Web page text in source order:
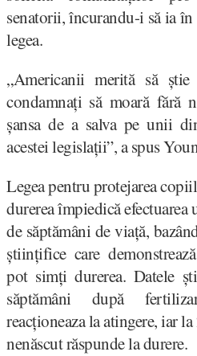
senatorii, încurandu-i să ia
legea.
„Americanii merită să
condamnați să moară fără
șansa de a salva pe unii
acestei legislații”, a spus
Legea pentru protejarea
durerea împiedică
de săptămâni de viață,
științifice care
pot simți durerea. Datele
săptămâni după
reacționeaza la atingere, iar
nenăscut răspunde la durere.